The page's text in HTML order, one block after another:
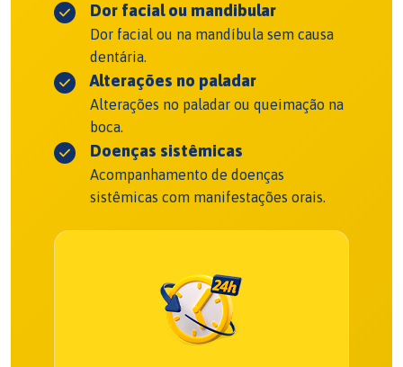
Dor facial ou mandibular
Dor facial ou na mandíbula sem causa
dentária.
Alterações no paladar
Alterações no paladar ou queimação na
boca.
Doenças sistêmicas
Acompanhamento de doenças
sistêmicas com manifestações orais.